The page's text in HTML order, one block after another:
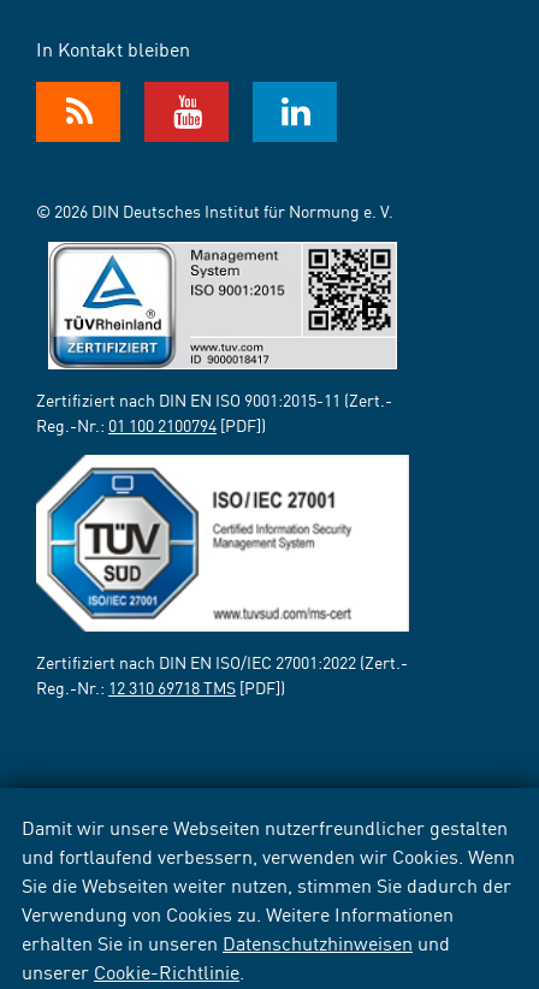
Damit wir unsere Webseiten nutzerfreundlicher gestalten
und fortlaufend verbessern, verwenden wir Cookies. Wenn
Sie die Webseiten weiter nutzen, stimmen Sie dadurch der
Verwendung von Cookies zu. Weitere Informationen
erhalten Sie in unseren Datenschutzhinweisen und
unserer Cookie-Richtlinie
In Kontakt bleiben
© 2026 DIN Deutsches Institut für Normung e. V.
Zertifiziert nach DIN EN ISO 9001:2015-11 (Zert.-
Reg.-Nr.: 01 100 2100794 [PDF])
Zertifiziert nach DIN EN ISO/IEC 27001:2022 (Zert.-
Reg.-Nr.: 12 310 69718 TMS [PDF])